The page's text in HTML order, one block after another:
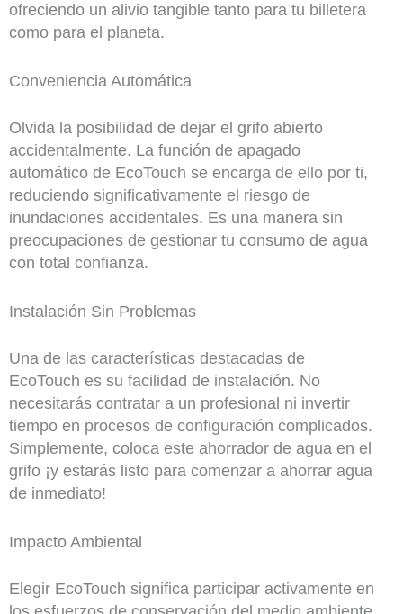
ofreciendo un alivio tangible tanto para tu billetera
como para el planeta.
Conveniencia Automática
Olvida la posibilidad de dejar el grifo abierto
accidentalmente. La función de apagado
automático de EcoTouch se encarga de ello por ti,
reduciendo significativamente el riesgo de
inundaciones accidentales. Es una manera sin
preocupaciones de gestionar tu consumo de agua
con total confianza.
Instalación Sin Problemas
Una de las características destacadas de
EcoTouch es su facilidad de instalación. No
necesitarás contratar a un profesional ni invertir
tiempo en procesos de configuración complicados.
Simplemente, coloca este ahorrador de agua en el
grifo ¡y estarás listo para comenzar a ahorrar agua
de inmediato!
Impacto Ambiental
Elegir EcoTouch significa participar activamente en